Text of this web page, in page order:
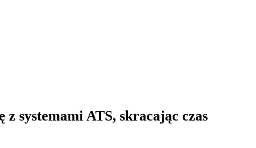
systemami ATS, skracając czas